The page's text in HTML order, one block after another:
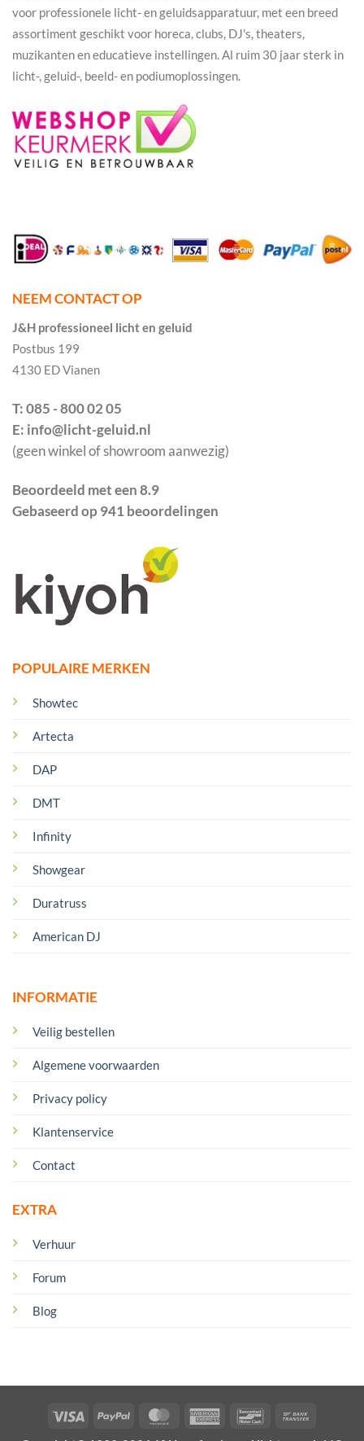
voor professionele licht- en geluidsapparatuur, met een breed
assortiment geschikt voor horeca, clubs, DJ's, theaters,
muzikanten en educatieve instellingen. Al ruim 30 jaar sterk in
licht-, geluid-, beeld- en podiumoplossingen.
POPULAIRE MERKEN
Showtec
Artecta
DAP
DMT
Infinity
Showgear
Duratruss
American DJ
INFORMATIE
Veilig bestellen
Algemene voorwaarden
Privacy policy
Klantenservice
Contact
EXTRA
Verhuur
Forum
Blog
NEEM CONTACT OP
J&H professioneel licht en geluid
Postbus 199
4130 ED Vianen
T: 085 - 800 02 05
E: info@licht-geluid.nl
(geen winkel of showroom aanwezig)
Beoordeeld met een 8.9
Gebaseerd op 941 beoordelingen
Visa PayPal MasterCardAmerican
Bancontact